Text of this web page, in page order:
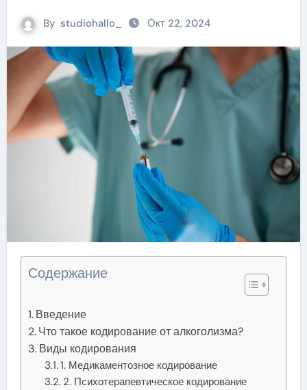
By studiohallo_ Окт 22, 2024
Содержание
Введение
Что такое кодирование от алкоголизма?
Виды кодирования
1. Медикаментозное кодирование
2. Психотерапевтическое кодирование